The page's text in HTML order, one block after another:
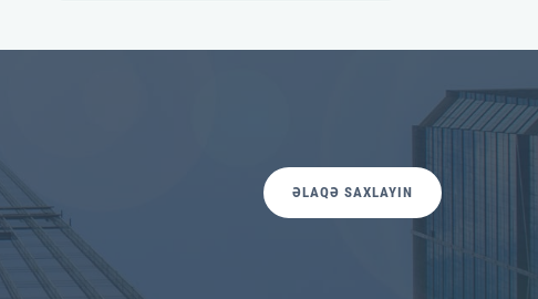
ƏLAQƏ SAXLAYIN